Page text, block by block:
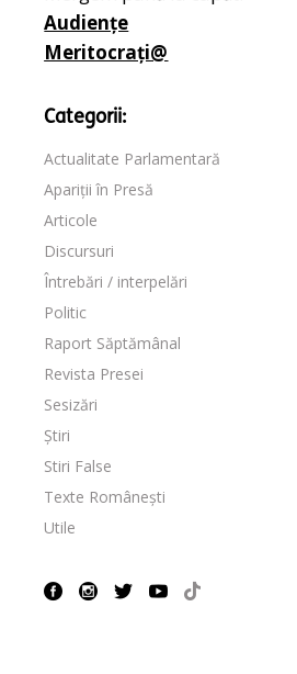
Audiențe
Meritocrați@
Categorii:
Actualitate Parlamentară
Apariții în Presă
Articole
Discursuri
Întrebări / interpelări
Politic
Raport Săptămânal
Revista Presei
Sesizări
Știri
Stiri False
Texte Românești
Utile